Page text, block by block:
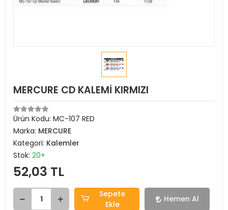
MERCURE CD KALEMİ KIRMIZI
Ürün Kodu: MC-107 RED
Marka: MERCURE
Kategori: Kalemler
Stok: 20+
52,03 TL
Sepete
Ekle
Hemen Al